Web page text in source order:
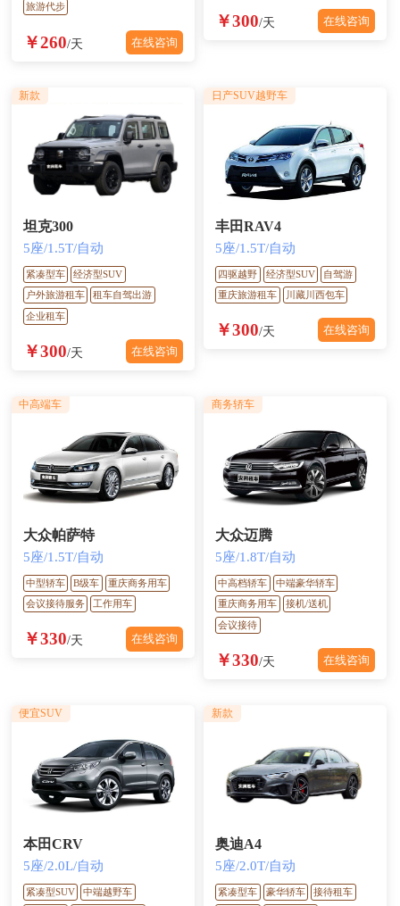
旅游代步
￥260/天 在线咨询
￥300/天 在线咨询
坦克300
5座/1.5T/自动
紧凑型车
经济型SUV
户外旅游租车
租车自驾出游
企业租车
￥300/天 在线咨询
新款
丰田RAV4
5座/1.5T/自动
四驱越野 经济型SUV
自驾游
重庆旅游租车
川藏川西包车
￥300/天 在线咨询
日产SUV越野车
大众帕萨特
5座/1.5T/自动
中型轿车 B级车
重庆商务用车
会议接待服务
工作用车
￥330/天 在线咨询
中高端车
大众迈腾
5座/1.8T/自动
中高档轿车
中端豪华轿车
重庆商务用车
接机/送机
会议接待
￥330/天 在线咨询
商务轿车
本田CRV
5座/2.0L/自动
紧凑型SUV
中端越野车
便宜SUV
奥迪A4
5座/2.0T/自动
紧凑型车 豪华轿车
接待租车
新款